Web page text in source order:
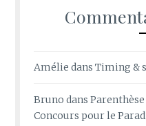
Amélie dansTiming &
Bruno dansParenthèse
Concours pour le